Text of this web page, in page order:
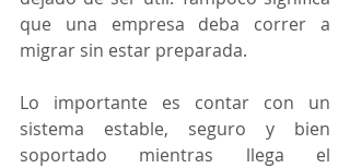
que una empresa deba correr a
migrar sin estar preparada.
Lo importante es contar con un
sistema estable, seguro y bien
soportado mientras llega el